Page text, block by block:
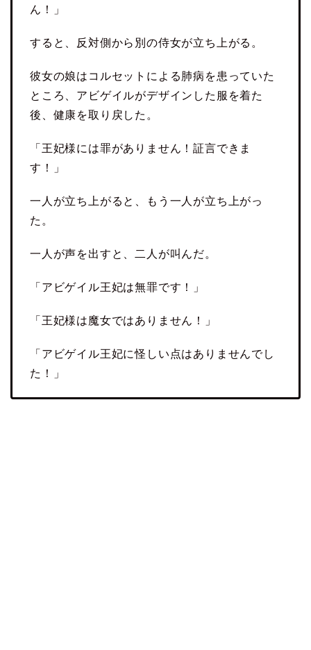
ん！」
すると、反対側から別の侍女が立ち上がる。
彼女の娘はコルセットによる肺病を患っていた
ところ、アビゲイルがデザインした服を着た
後、健康を取り戻した。
「王妃様には罪がありません！証言できま
す！」
一人が立ち上がると、もう一人が立ち上がっ
た。
一人が声を出すと、二人が叫んだ。
「アビゲイル王妃は無罪です！」
「王妃様は魔女ではありません！」
「アビゲイル王妃に怪しい点はありませんでし
た！」